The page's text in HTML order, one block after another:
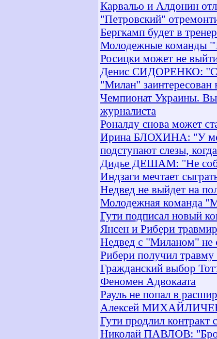
Карвальо и Алдонин
"Петровский"
Бергкамп будет в
Молодежные команды
Росицки может не
Денис СИДОРЕНКО:
"Милан" заинтересован
Чемпионат Украины.
журналиста
Роналду снова может
Ирина БЛОХИНА: "У
подступают слезы,
Дидье ДЕШАМ: "Не
Индзаги мечтает
Недвед не выйдет на
Молодежная команда
Гути подписал новый
Янсен и Рибери
Недвед с "Миланом" не
Рибери получил
Гражданский выбор
Феномен Адвокаата
Рауль не попал в
Алексей
Гути продлил контракт
Николай ПАВЛОВ: